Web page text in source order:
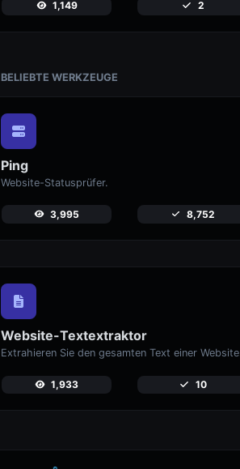
1,149 2
BELIEBTE WERKZEUGE
Ping
Website-Statusprüfer.
3,995 8,752
Website-Textextraktor
1,933 10